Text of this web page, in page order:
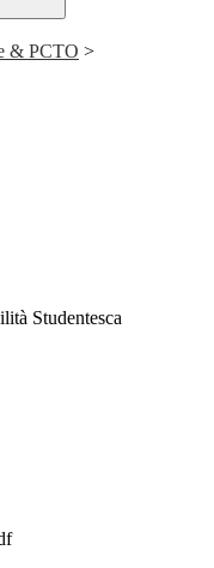
& PCTO >
Studentesca